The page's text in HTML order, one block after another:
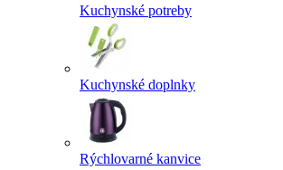
Kuchynské potreby
Kuchynské doplnky
Rýchlovarné kanvice